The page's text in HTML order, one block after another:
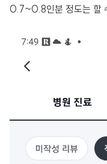
0.7~0.8인분 정도는 할